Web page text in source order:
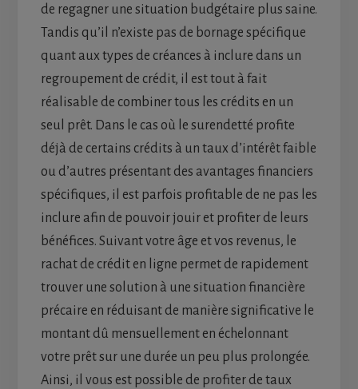
de regagner une situation budgétaire plus saine.
Tandis qu’il n’existe pas de bornage spécifique
quant aux types de créances à inclure dans un
regroupement de crédit, il est tout à fait
réalisable de combiner tous les crédits en un
seul prêt. Dans le cas où le surendetté profite
déjà de certains crédits à un taux d’intérêt faible
ou d’autres présentant des avantages financiers
spécifiques, il est parfois profitable de ne pas les
inclure afin de pouvoir jouir et profiter de leurs
bénéfices. Suivant votre âge et vos revenus, le
rachat de crédit en ligne permet de rapidement
trouver une solution à une situation financière
précaire en réduisant de manière significative le
montant dû mensuellement en échelonnant
votre prêt sur une durée un peu plus prolongée.
Ainsi, il vous est possible de profiter de taux